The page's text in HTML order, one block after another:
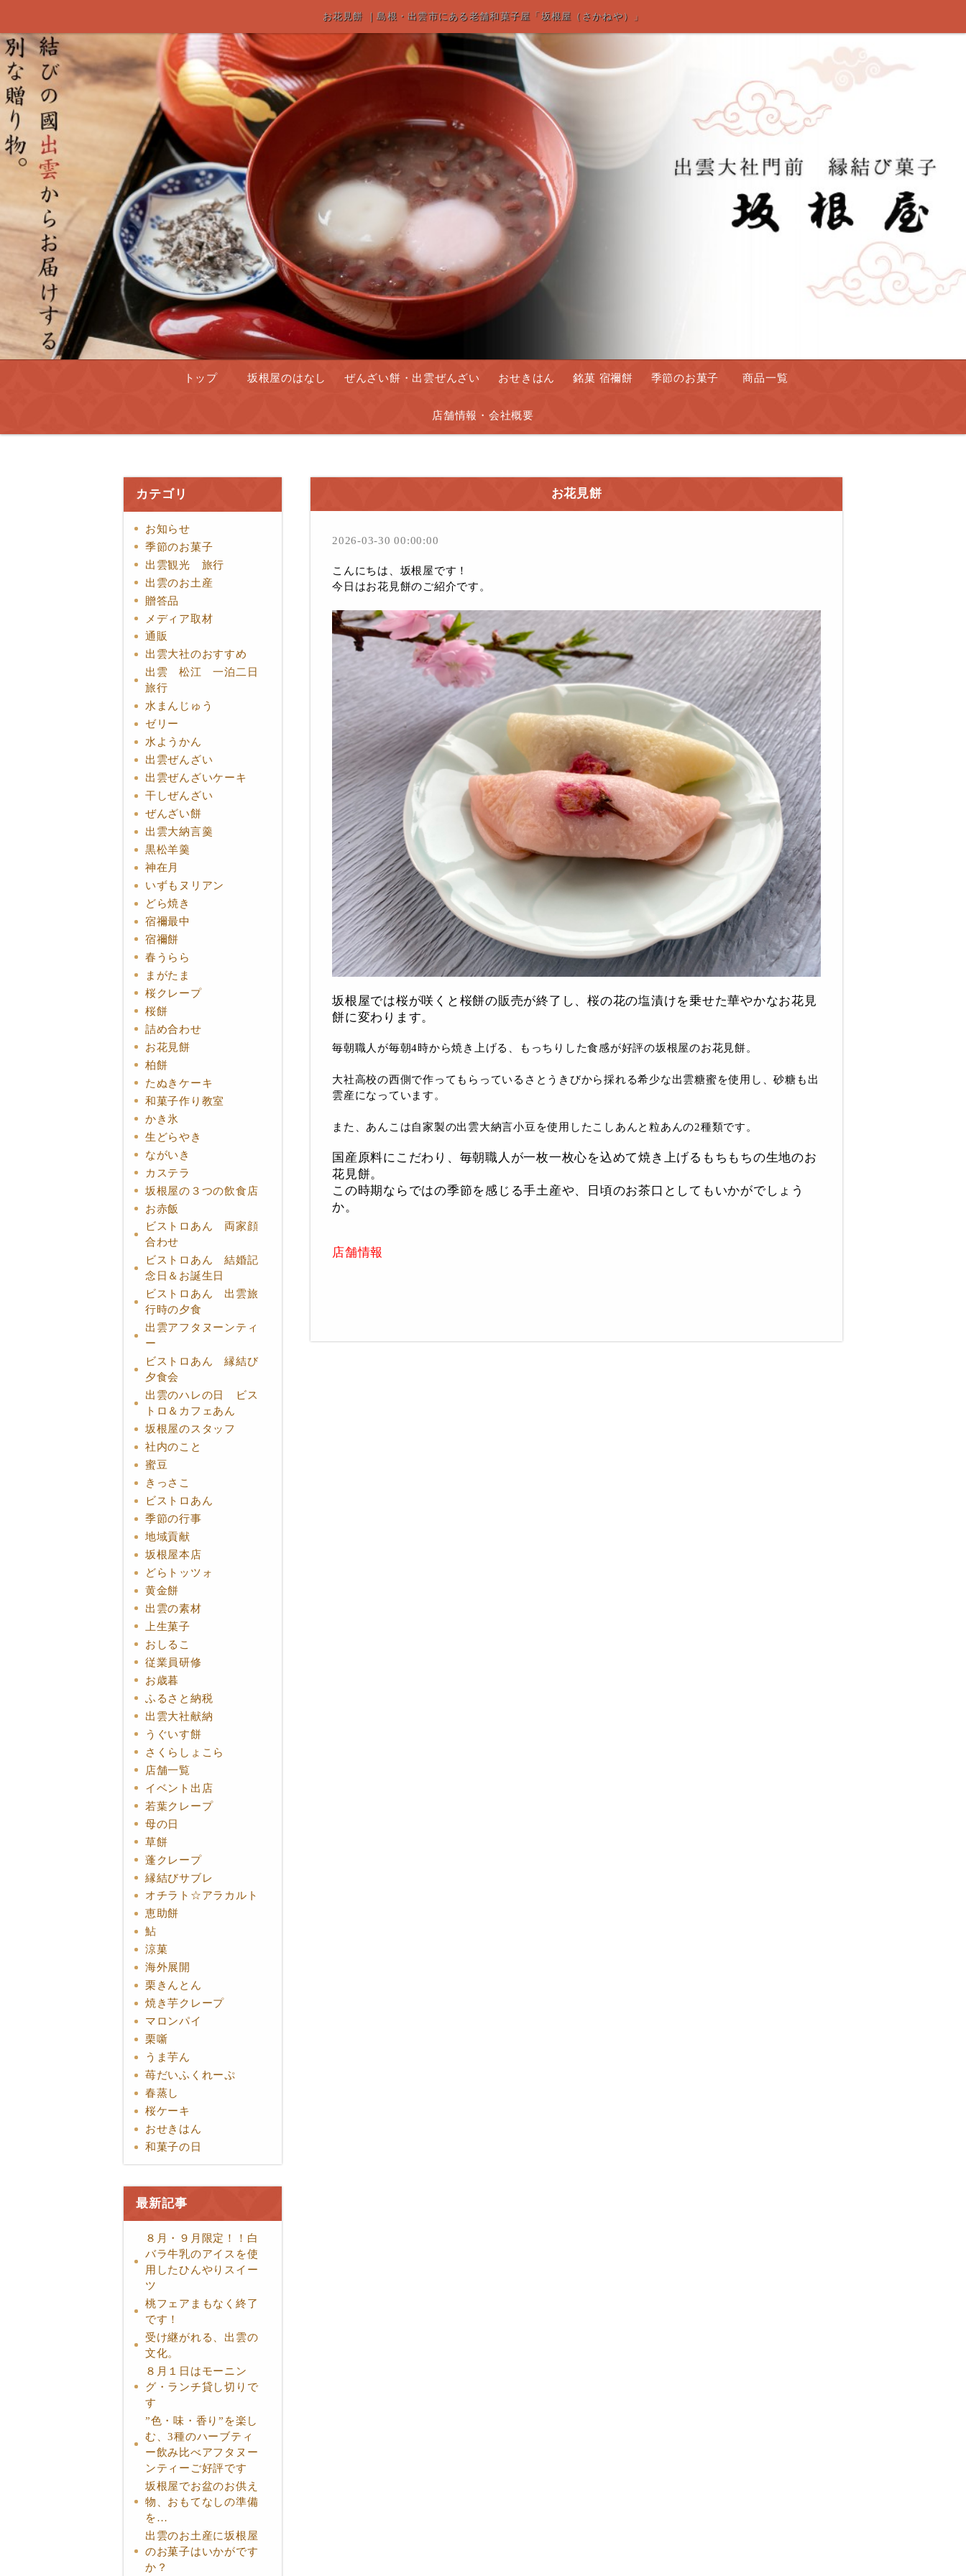
お花見餅 ｜島根・出雲市にある老舗和菓子屋「坂根屋（さかねや）」
トップ 坂根屋のはなし ぜんざい餅・出雲ぜんざい おせきはん 銘菓 宿禰餅 季節のお菓子 商品一覧
店舗情報・会社概要
カテゴリ
お知らせ
季節のお菓子
出雲観光 旅行
出雲のお土産
贈答品
メディア取材
通販
出雲大社のおすすめ
出雲 松江 一泊二日
旅行
水まんじゅう
ゼリー
水ようかん
出雲ぜんざい
出雲ぜんざいケーキ
干しぜんざい
ぜんざい餅
出雲大納言羹
黒松羊羹
神在月
いずもヌリアン
どら焼き
宿禰最中
宿禰餅
春うらら
まがたま
桜クレープ
桜餅
詰め合わせ
お花見餅
柏餅
たぬきケーキ
和菓子作り教室
かき氷
生どらやき
ながいき
カステラ
坂根屋の３つの飲食店
お赤飯
ビストロあん 両家顔
合わせ
ビストロあん 結婚記
念日＆お誕生日
ビストロあん 出雲旅
行時の夕食
出雲アフタヌーンティ
ー
ビストロあん 縁結び
夕食会
出雲のハレの日 ビス
トロ＆カフェあん
坂根屋のスタッフ
社内のこと
蜜豆
きっさこ
ビストロあん
季節の行事
地域貢献
坂根屋本店
どらトッツォ
黄金餅
出雲の素材
上生菓子
おしるこ
従業員研修
お歳暮
ふるさと納税
出雲大社献納
うぐいす餅
さくらしょこら
店舗一覧
イベント出店
若葉クレープ
母の日
草餅
蓬クレープ
縁結びサブレ
オチラト☆アラカルト
恵助餅
鮎
涼菓
海外展開
栗きんとん
焼き芋クレープ
マロンパイ
栗噺
うま芋ん
苺だいふくれーぷ
春蒸し
桜ケーキ
おせきはん
和菓子の日
最新記事
８月・９月限定！！白
バラ牛乳のアイスを使
用したひんやりスイー
ツ
桃フェアまもなく終了
です！
受け継がれる、出雲の
文化。
８月１日はモーニン
グ・ランチ貸し切りで
す
”色・味・香り”を楽し
む、3種のハーブティ
ー飲み比べアフタヌー
ンティーご好評です
坂根屋でお盆のお供え
物、おもてなしの準備
を…
出雲のお土産に坂根屋
のお菓子はいかがです
か？
お花見餅
2026-03-30 00:00:00
こんにちは、坂根屋です！
今日はお花見餅のご紹介です。
坂根屋では桜が咲くと桜餅の販売が終了し、桜の花の塩漬けを乗せた華やかなお花見
餅に変わります。
毎朝職人が毎朝4時から焼き上げる、もっちりした食感が好評の坂根屋のお花見餅。
大社高校の西側で作ってもらっているさとうきびから採れる希少な出雲糖蜜を使用し、砂糖も出
雲産になっています。
また、あんこは自家製の出雲大納言小豆を使用したこしあんと粒あんの2種類です。
国産原料にこだわり、毎朝職人が一枚一枚心を込めて焼き上げるもちもちの生地のお
花見餅。
この時期ならではの季節を感じる手土産や、日頃のお茶口としてもいかがでしょう
か。
店舗情報